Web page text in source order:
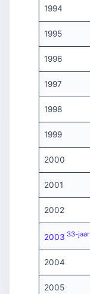
1994
1995
1996
1997
1998
1999
2000
2001
2002
2003 33-jaar
2004
2005